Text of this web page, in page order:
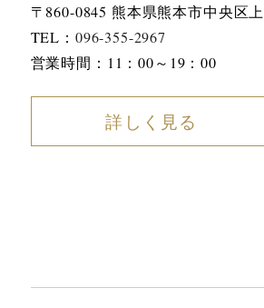
〒860-0845 熊本県熊本市中央区
TEL： 096-355-2967
営業時間：11：00～19：00
詳しく見る